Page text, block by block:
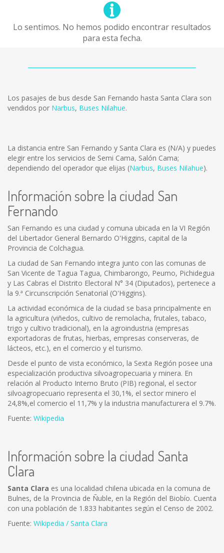
Lo sentimos. No hemos podido encontrar resultados
para esta fecha.
Los pasajes de bus desde San Fernando hasta Santa Clara son
vendidos por Narbus, Buses Nilahue.
La distancia entre San Fernando y Santa Clara es (N/A) y puedes
elegir entre los servicios de Semi Cama, Salón Cama;
dependiendo del operador que elijas (Narbus, Buses Nilahue).
Información sobre la ciudad San
Fernando
San Fernando es una ciudad y comuna ubicada en la VI Región
del Libertador General Bernardo O'Higgins, capital de la
Provincia de Colchagua.
La ciudad de San Fernando integra junto con las comunas de
San Vicente de Tagua Tagua, Chimbarongo, Peumo, Pichidegua
y Las Cabras el Distrito Electoral N° 34 (Diputados), pertenece a
la 9.ª Circunscripción Senatorial (O'Higgins).
La actividad económica de la ciudad se basa principalmente en
la agricultura (viñedos, cultivo de remolacha, frutales, tabaco,
trigo y cultivo tradicional), en la agroindustria (empresas
exportadoras de frutas, hierbas, empresas conserveras, de
lácteos, etc.), en el comercio y el turismo.
Desde el punto de vista económico, la Sexta Región posee una
especialización productiva silvoagropecuaria y minera. En
relación al Producto Interno Bruto (PIB) regional, el sector
silvoagropecuario representa el 30,1%, el sector minero el
24,8%,el comercio el 11,7% y la industria manufacturera el 9.7%.
Fuente: Wikipedia
Información sobre la ciudad Santa
Clara
Santa Clara es una localidad chilena ubicada en la comuna de
Bulnes, de la Provincia de Ñuble, en la Región del Biobío. Cuenta
con una población de 1.833 habitantes según el Censo de 2002.
Fuente: Wikipedia / Santa Clara